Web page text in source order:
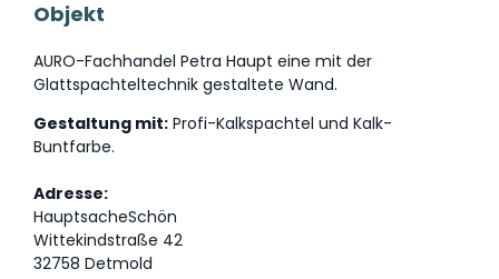
Objekt
AURO-Fachhandel Petra Haupt eine mit der
Glattspachteltechnik gestaltete Wand.
Gestaltung mit: Profi-Kalkspachtel und Kalk-
Buntfarbe.
Adresse:
HauptsacheSchön
Wittekindstraße 42
32758 Detmold